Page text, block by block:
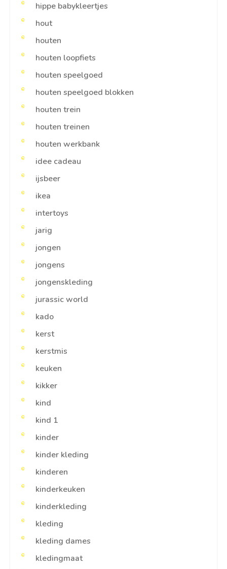
hippe babykleertjes
hout
houten
houten loopfiets
houten speelgoed
houten speelgoed blokken
houten trein
houten treinen
houten werkbank
idee cadeau
ijsbeer
ikea
intertoys
jarig
jongen
jongens
jongenskleding
jurassic world
kado
kerst
kerstmis
keuken
kikker
kind
kind 1
kinder
kinder kleding
kinderen
kinderkeuken
kinderkleding
kleding
kleding dames
kledingmaat